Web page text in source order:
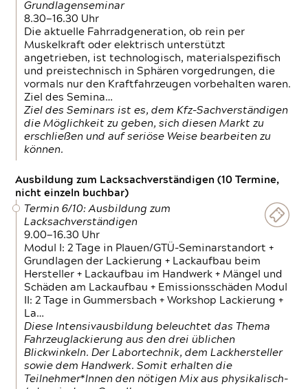
Grundlagenseminar
8.30—16.30 Uhr
Die aktuelle Fahrradgeneration, ob rein per
Muskelkraft oder elektrisch unterstützt
angetrieben, ist technologisch, materialspezifisch
und preistechnisch in Sphären vorgedrungen, die
vormals nur den Kraftfahrzeugen vorbehalten waren.
Ziel des Semina…
Ziel des Seminars ist es, dem Kfz-Sachverständigen
die Möglichkeit zu geben, sich diesen Markt zu
erschließen und auf seriöse Weise bearbeiten zu
können.
Ausbildung zum Lacksachverständigen (10 Termine,
nicht einzeln buchbar)
Termin 6/10: Ausbildung zum
Lacksachverständigen
9.00—16.30 Uhr
Modul I: 2 Tage in Plauen/GTÜ-Seminarstandort +
Grundlagen der Lackierung + Lackaufbau beim
Hersteller + Lackaufbau im Handwerk + Mängel und
Schäden am Lackaufbau + Emissionsschäden Modul
II: 2 Tage in Gummersbach + Workshop Lackierung +
La…
Diese Intensivausbildung beleuchtet das Thema
Fahrzeuglackierung aus den drei üblichen
Blickwinkeln. Der Labortechnik, dem Lackhersteller
sowie dem Handwerk. Somit erhalten die
Teilnehmer*Innen den nötigen Mix aus physikalisch-